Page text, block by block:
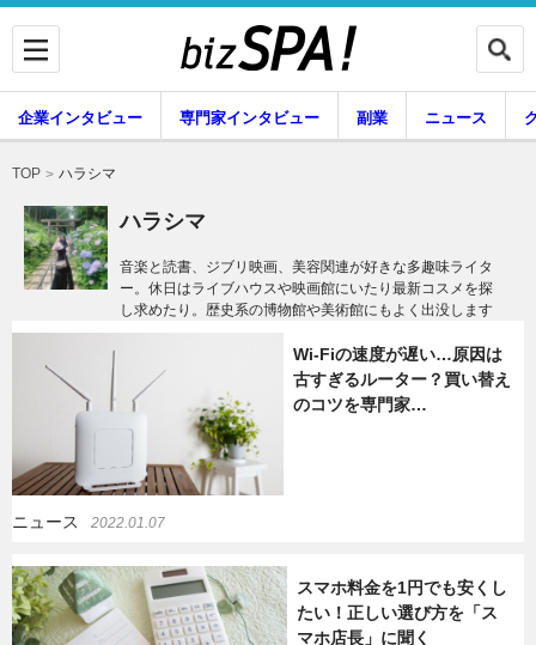
企業インタビュー 専門家インタビュー
副業 ニュース
グルメ
暮らし エンタメ
企業インタビュー 専門家インタビュー 副業 ニュース
暮らし エンタメ
TOP ハラシマ
ハラシマ
音楽と読書、ジブリ映画、美容関連が好きな多趣味ライタ
ー。休日はライブハウスや映画館にいたり最新コスメを探
し求めたり。歴史系の博物館や美術館にもよく出没します
Wi-Fiの速度が遅い…原因は
古すぎるルーター？買い替え
のコツを専門家…
ニュース 2022.01.07
スマホ料金を1円でも安くし
たい！正しい選び方を「ス
マホ店長」に聞く